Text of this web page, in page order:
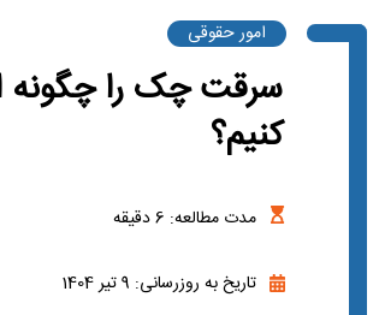
امور حقوقی
سرقت چک را چگونه
کنیم؟
مدت مطالعه: 6دقیقه
تاریخ به روزرسانی: 9 تیر 1404